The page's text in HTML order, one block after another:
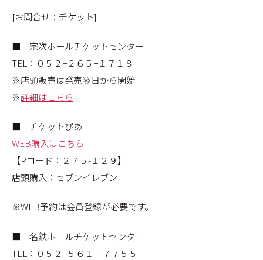
[お問合せ：チケット]
■ 宗次ホールチケットセンター
TEL：０５２−２６５−１７１８
※店頭販売は発売翌日から開始
※詳細はこちら
■ チケットぴあ
WEB購入はこちら
【Pコード：２７５-１２９】
店頭購入：セブンイレブン
※WEB予約は会員登録が必要です。
■ 名鉄ホールチケットセンター
TEL：０５２−５６１ー７７５５